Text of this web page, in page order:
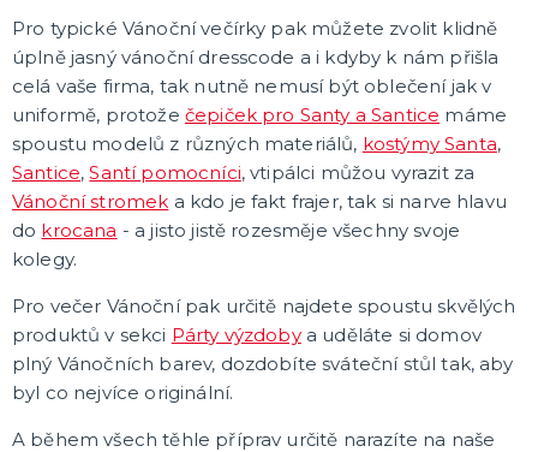
Pro typické Vánoční večírky pak můžete zvolit klidně
úplně jasný vánoční dresscode a i kdyby k nám přišla
celá vaše firma, tak nutně nemusí být oblečení jak v
uniformě, protože čepiček pro Santy a Santice máme
spoustu modelů z různých materiálů, kostýmy Santa,
Santice,Santí pomocníci, vtipálci můžou vyrazit za
Vánoční stromek a kdo je fakt frajer, tak si narve hlavu
do krocana - a jisto jistě rozesměje všechny svoje
kolegy.
Pro večer Vánoční pak určitě najdete spoustu skvělých
produktů v sekci Párty výzdobya uděláte si domov
plný Vánočních barev, dozdobíte sváteční stůl tak, aby
byl co nejvíce originální.
A během všech těhle příprav určitě narazíte na naše